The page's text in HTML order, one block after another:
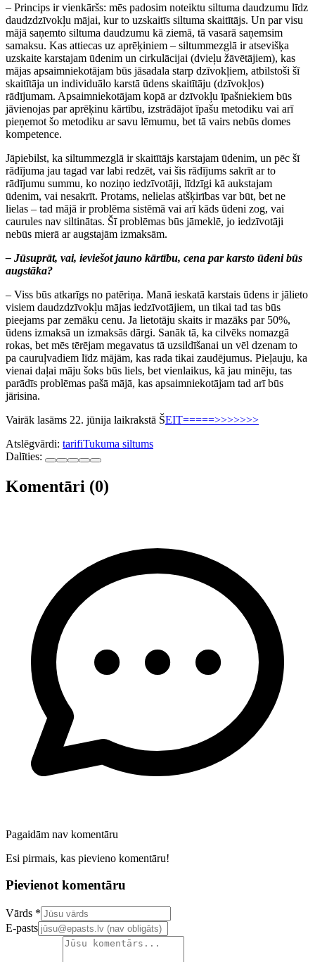
– Princips ir vienkāršs: mēs padosim noteiktu siltuma daudzumu līdz
daudzdzīvokļu mājai, kur to uzskaitīs siltuma skaitītājs. Un par visu
mājā saņemto siltuma daudzumu kā ziemā, tā vasarā saņemsim
samaksu. Kas attiecas uz aprēķiniem – siltummezglā ir atsevišķa
uzskaite karstajam ūdenim un cirkulācijai (dvieļu žāvētājiem), kas
mājas apsaimniekotājam būs jāsadala starp dzīvokļiem, atbilstoši šī
skaitītāja un individuālo karstā ūdens skaitītāju (dzīvokļos)
rādījumam. Apsaimniekotājam kopā ar dzīvokļu īpašniekiem būs
jāvienojas par aprēķinu kārtību, izstrādājot īpašu metodiku vai arī
pieņemot šo metodiku ar savu lēmumu, bet tā vairs nebūs domes
kompetence.
Jāpiebilst, ka siltummezglā ir skaitītājs karstajam ūdenim, un pēc šī
rādījuma jau tagad var labi redzēt, vai šis rādījums sakrīt ar to
rādījumu summu, ko noziņo iedzīvotāji, līdzīgi kā aukstajam
ūdenim, vai nesakrīt. Protams, nelielas atšķirības var būt, bet ne
lielas – tad mājā ir problēma sistēmā vai arī kāds ūdeni zog, vai
caurules nav siltinātas. Šī problēmas būs jāmeklē, jo iedzīvotāji
nebūs mierā ar augstajām izmaksām.
– Jūsuprāt, vai, ieviešot jauno kārtību, cena par karsto ūdeni būs
augstāka?
– Viss būs atkarīgs no patēriņa. Manā ieskatā karstais ūdens ir jālieto
visiem daudzdzīvokļu mājas iedzīvotājiem, un tikai tad tas būs
pieejams par zemāku cenu. Ja lietotāju skaits ir mazāks par 50%,
ūdens izmaksā un izmaksās dārgi. Sanāk tā, ka cilvēks nomazgā
rokas, bet mēs tērējam megavatus tā uzsildīšanai un vēl dzenam to
pa cauruļvadiem līdz mājām, kas rada tikai zaudējumus. Pieļauju, ka
vienai daļai māju šoks būs liels, bet vienlaikus, kā jau minēju, tas
parādīs problēmas pašā mājā, kas apsaimniekotājam tad arī būs
jārisina.
Vairāk lasāms 22. jūnija laikrakstā ŠEIT=====>>>>>>>
Atslēgvārdi: tarifiTukuma siltums
Dalīties:
Komentāri (0)
Pagaidām nav komentāru
Esi pirmais, kas pievieno komentāru!
Pievienot komentāru
Confirm your email address
Vārds *
E-pasts